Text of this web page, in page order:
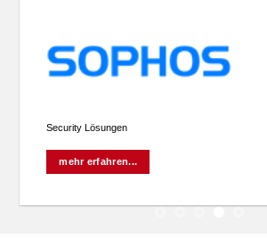
Security Lösungen
mehr erfahren...